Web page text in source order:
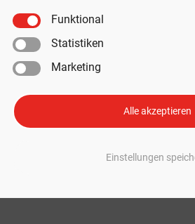
Funktional
Statistiken
Marketing
Alle akzeptieren
Einstellungen
auf
sein? Tesla: Lagerbestände steigen